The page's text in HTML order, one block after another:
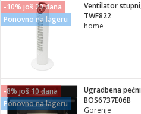
/ Zdravlje
za kosu
brijanje
-10% još 29 dana
Ponovno na lageru
Ventilator
TWF822
home
-8% još 10 dana
Ponovno na lageru
Ugradbena
BOS6737E06B
Gorenje